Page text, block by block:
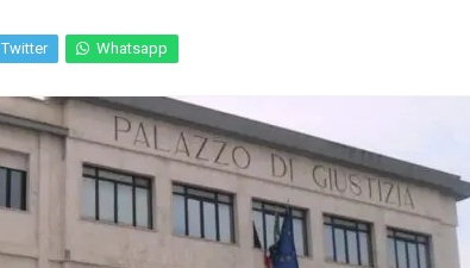
Twitter Whatsapp